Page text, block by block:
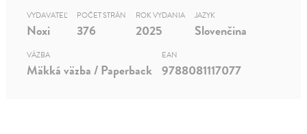
VYDAVATEĽ
Noxi
POČET STRÁN
376
ROK VYDANIA
2025
JAZYK
Slovenčina
VÄZBA
Mäkká väzba / Paperback
EAN
9788081117077